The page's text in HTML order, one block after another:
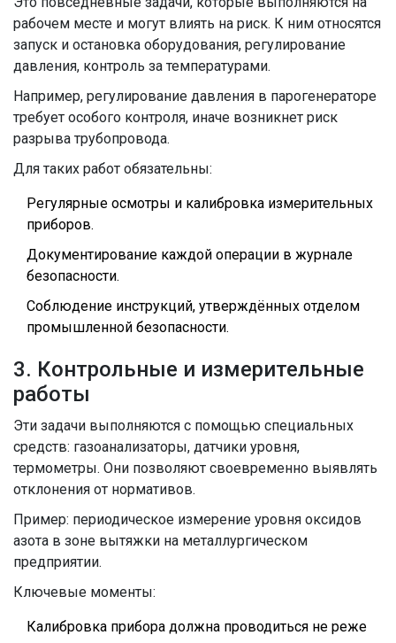
рабочем месте и могут влиять на риск. К ним относятся
запуск и остановка оборудования, регулирование
давления, контроль за температурами.
Например, регулирование давления в парогенераторе
требует особого контроля, иначе возникнет риск
разрыва трубопровода.
Для таких работ обязательны:
Регулярные осмотры и калибровка измерительных
приборов.
Документирование каждой операции в журнале
безопасности.
Соблюдение инструкций, утверждённых отделом
промышленной безопасности.
3. Контрольные и измерительные
работы
Эти задачи выполняются с помощью специальных
средств: газоанализаторы, датчики уровня,
термометры. Они позволяют своевременно выявлять
отклонения от нормативов.
Пример: периодическое измерение уровня оксидов
азота в зоне вытяжки на металлургическом
предприятии.
Ключевые моменты:
Калибровка прибора должна проводиться не реже